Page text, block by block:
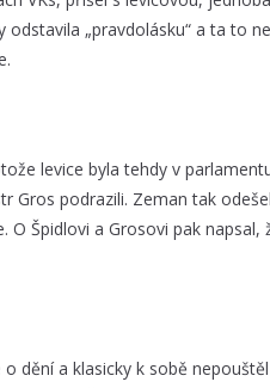
„pravdolásku“ a ta to
levice byla tehdy v
Gros podrazili. Zeman tak
Špidlovi a Grosovi pak napsal,
dění a klasicky k sobě